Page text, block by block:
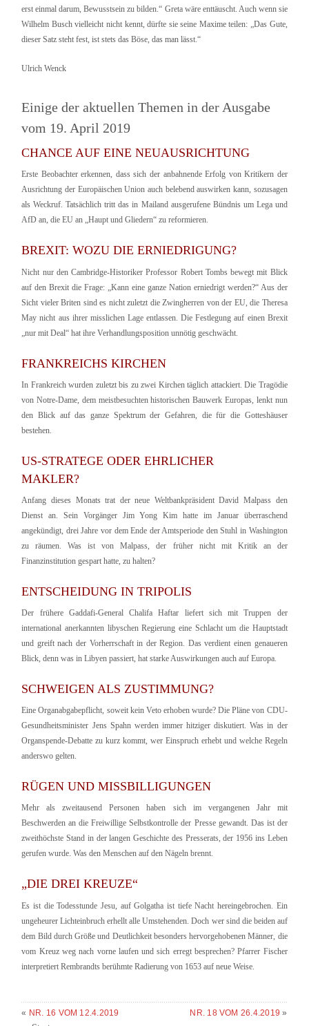
erst einmal darum, Bewusstsein zu bilden.“ Greta wäre enttäuscht. Auch wenn sie
Wilhelm Busch vielleicht nicht kennt, dürfte sie seine Maxime teilen: „Das Gute,
dieser Satz steht fest, ist stets das Böse, das man lässt.“
Ulrich Wenck
Einige der aktuellen Themen in der Ausgabe
vom 19. April 2019
CHANCE AUF EINE NEUAUSRICHTUNG
Erste Beobachter erkennen, dass sich der anbahnende Erfolg von Kritikern der
Ausrichtung der Europäischen Union auch belebend auswirken kann, sozusagen
als Weckruf. Tatsächlich tritt das in Mailand ausgerufene Bündnis um Lega und
AfD an, die EU an „Haupt und Gliedern“ zu reformieren.
BREXIT: WOZU DIE ERNIEDRIGUNG?
Nicht nur den Cambridge-Historiker Professor Robert Tombs bewegt mit Blick
auf den Brexit die Frage: „Kann eine ganze Nation erniedrigt werden?“ Aus der
Sicht vieler Briten sind es nicht zuletzt die Zwingherren von der EU, die Theresa
May nicht aus ihrer misslichen Lage entlassen. Die Festlegung auf einen Brexit
„nur mit Deal“ hat ihre Verhandlungsposition unnötig geschwächt.
FRANKREICHS KIRCHEN
In Frankreich wurden zuletzt bis zu zwei Kirchen täglich attackiert. Die Tragödie
von Notre-Dame, dem meistbesuchten historischen Bauwerk Europas, lenkt nun
den Blick auf das ganze Spektrum der Gefahren, die für die Gotteshäuser
bestehen.
US-STRATEGE ODER EHRLICHER
MAKLER?
Anfang dieses Monats trat der neue Weltbankpräsident David Malpass den
Dienst an. Sein Vorgänger Jim Yong Kim hatte im Januar überraschend
angekündigt, drei Jahre vor dem Ende der Amtsperiode den Stuhl in Washington
zu räumen. Was ist von Malpass, der früher nicht mit Kritik an der
Finanzinstitution gespart hatte, zu halten?
ENTSCHEIDUNG IN TRIPOLIS
Der frühere Gaddafi-General Chalifa Haftar liefert sich mit Truppen der
international anerkannten libyschen Regierung eine Schlacht um die Hauptstadt
und greift nach der Vorherrschaft in der Region. Das verdient einen genaueren
Blick, denn was in Libyen passiert, hat starke Auswirkungen auch auf Europa.
SCHWEIGEN ALS ZUSTIMMUNG?
Eine Organabgabepflicht, soweit kein Veto erhoben wurde? Die Pläne von CDU-
Gesundheitsminister Jens Spahn werden immer hitziger diskutiert. Was in der
Organspende-Debatte zu kurz kommt, wer Einspruch erhebt und welche Regeln
anderswo gelten.
RÜGEN UND MISSBILLIGUNGEN
Mehr als zweitausend Personen haben sich im vergangenen Jahr mit
Beschwerden an die Freiwillige Selbstkontrolle der Presse gewandt. Das ist der
zweithöchste Stand in der langen Geschichte des Presserats, der 1956 ins Leben
gerufen wurde. Was den Menschen auf den Nägeln brennt.
„DIE DREI KREUZE“
Es ist die Todesstunde Jesu, auf Golgatha ist tiefe Nacht hereingebrochen. Ein
ungeheurer Lichteinbruch erhellt alle Umstehenden. Doch wer sind die beiden auf
dem Bild durch Größe und Deutlichkeit besonders hervorgehobenen Männer, die
vom Kreuz weg nach vorne laufen und sich erregt besprechen? Pfarrer Fischer
interpretiert Rembrandts berühmte Radierung von 1653 auf neue Weise.
« NR. 16 VOM 12.4.2019 NR. 18 VOM 26.4.2019 »